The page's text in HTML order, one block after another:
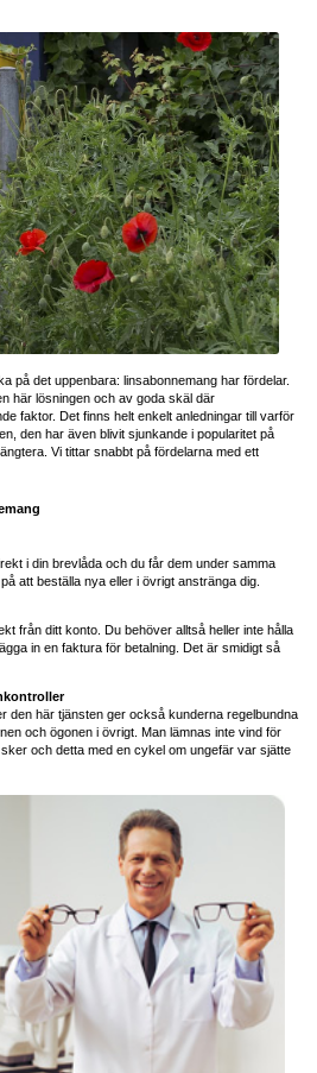
på det uppenbara: linsabonnemang har fördelar.
här lösningen och av goda skäl där
faktor. Det finns helt enkelt anledningar till varför
den har även blivit sjunkande i popularitet på
Vi tittar snabbt på fördelarna med ett
i din brevlåda och du får dem under samma
att beställa nya eller i övrigt anstränga dig.
från ditt konto. Du behöver alltså heller inte hålla
in en faktura för betalning. Det är smidigt så
den här tjänsten ger också kunderna regelbundna
och ögonen i övrigt. Man lämnas inte vind för
och detta med en cykel om ungefär var sjätte